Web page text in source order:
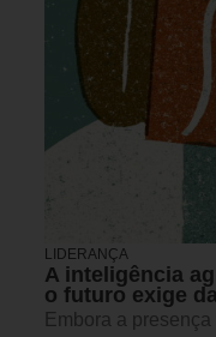
LIDERANÇA
A inteligência
o futuro exige
Embora a